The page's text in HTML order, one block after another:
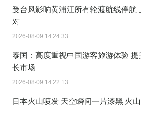
受台风影响黄浦江所有轮渡航线停航
对
2026-08-09 14:24:33
泰国：高度重视中国游客旅游体验
长市场
2026-08-09 14:22:13
日本火山喷发 天空瞬间一片漆黑 火